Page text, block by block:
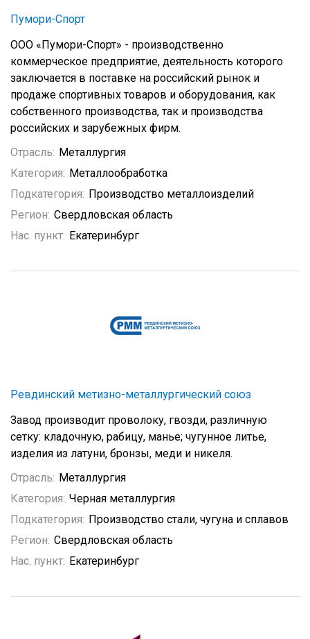
Пумори-Спорт
ООО «Пумори-Cпорт» - производственно
коммерческое предприятие, деятельность которого
заключается в поставке на российский рынок и
продаже спортивных товаров и оборудования, как
собственного производства, так и производства
российских и зарубежных фирм.
Отрасль: Металлургия
Категория: Металлообработка
Подкатегория: Производство металлоизделий
Регион: Свердловская область
Нас. пункт: Екатеринбург
Ревдинский метизно-металлургический союз
Завод производит проволоку, гвозди, различную
сетку: кладочную, рабицу, манье; чугунное литье,
изделия из латуни, бронзы, меди и никеля.
Отрасль: Металлургия
Категория: Черная металлургия
Подкатегория: Производство стали, чугуна и сплавов
Регион: Свердловская область
Нас. пункт: Екатеринбург